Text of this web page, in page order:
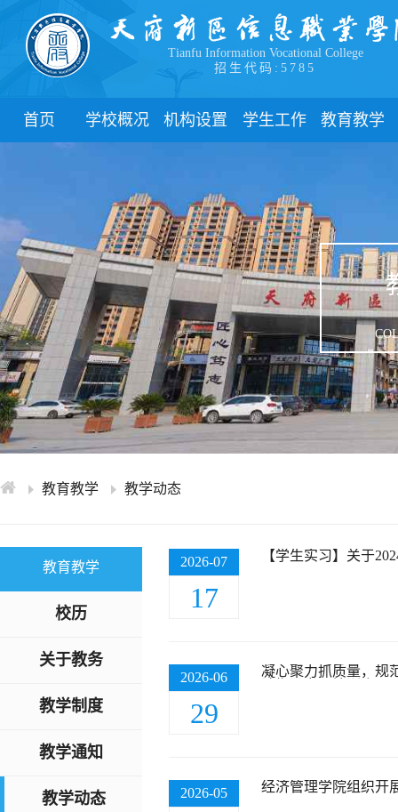
Tianfu Information Vocational College
招生代码:5785
首页 学校概况
学院领导
办学理念
办学特色
校园风貌
机构设置
职能部门
学生工作
新闻动态
团委
管理制度
学生风采
心理健康
学生资助
下载中心
联系我们
教育教学
教学制度
教学通知
教学动态
实践教学
专业建设
课程建设
教学改革
学术交流
教育教学 教学动态
教育教学
校历
关于教务
教学制度
教学通知
教学动态
2026-07
17
【学生实习】关于
2026-06
29
凝心聚力抓质量，规
2026-05 经济管理学院组织开